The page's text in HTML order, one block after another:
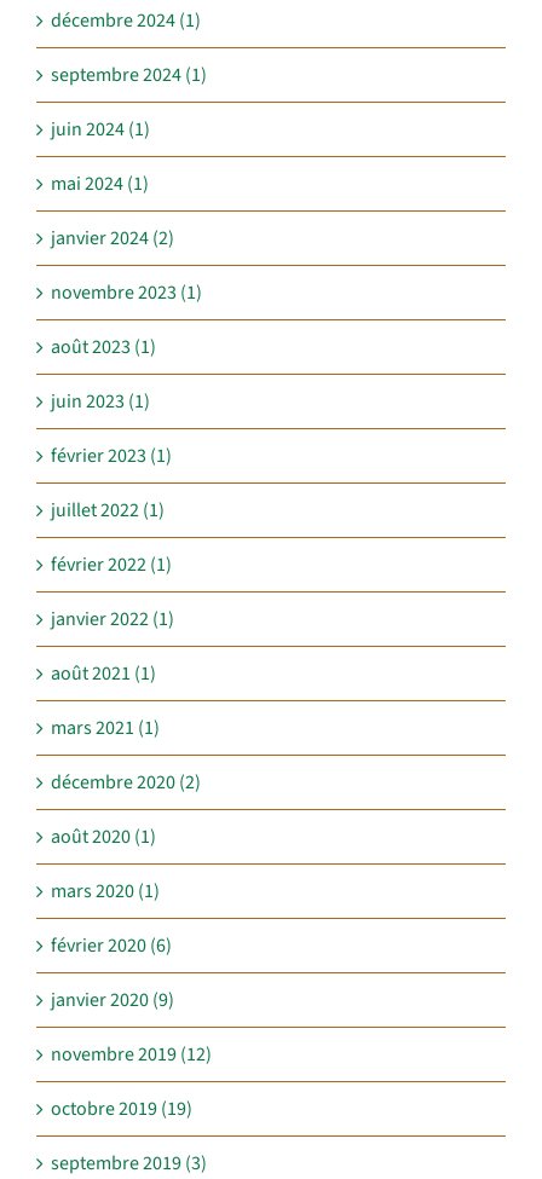
décembre 2024 (1)
septembre 2024 (1)
juin 2024 (1)
mai 2024 (1)
janvier 2024 (2)
novembre 2023 (1)
août 2023 (1)
juin 2023 (1)
février 2023 (1)
juillet 2022 (1)
février 2022 (1)
janvier 2022 (1)
août 2021 (1)
mars 2021 (1)
décembre 2020 (2)
août 2020 (1)
mars 2020 (1)
février 2020 (6)
janvier 2020 (9)
novembre 2019 (12)
octobre 2019 (19)
septembre 2019 (3)